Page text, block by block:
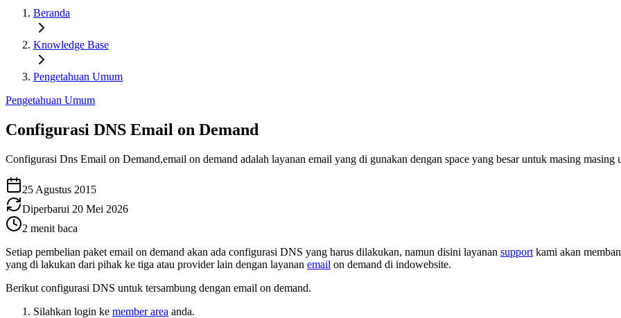
Beranda
Knowledge Base
Pengetahuan Umum
Pengetahuan Umum
Configurasi DNS Email on Demand
Configurasi Dns Email on Demand,email on demand adalah layanan email yang di gunakan dengan space yang besar untuk masing masing
25 Agustus 2015
Diperbarui 20 Mei 2026
2 menit baca
Setiap pembelian paket email on demand akan ada configurasi DNS yang harus dilakukan, namun disini layanan support kami akan
yang di lakukan dari pihak ke tiga atau provider lain dengan layanan email on demand di indowebsite.
Berikut configurasi DNS untuk tersambung dengan email on demand.
Silahkan login ke member area anda.